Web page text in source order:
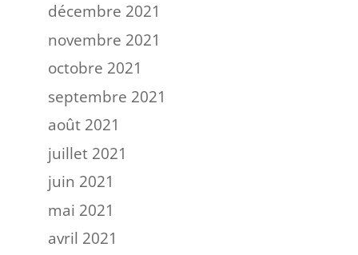
décembre 2021
novembre 2021
octobre 2021
septembre 2021
août 2021
juillet 2021
juin 2021
mai 2021
avril 2021